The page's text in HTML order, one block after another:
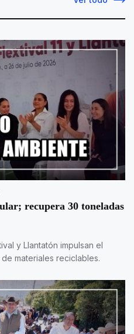
recupera 30 toneladas
y Llantatón impulsan el
materiales reciclables.